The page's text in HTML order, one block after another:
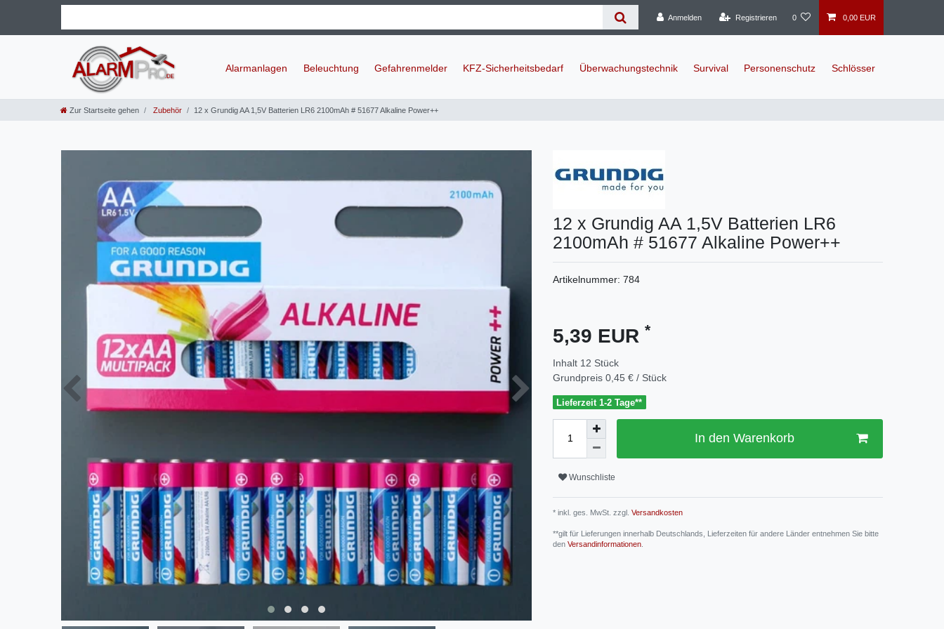
Anmelden Registrieren 0 0,00 EUR
Alarmanlagen Beleuchtung Gefahrenmelder KFZ-Sicherheitsbedarf Überwachungstechnik Survival Personenschutz Schlösser
Zur Startseite gehen Zubehör 12 x Grundig AA 1,5V Batterien LR6 2100mAh # 51677 Alkaline Power++
12 x Grundig AA 1,5V Batterien LR6
2100mAh # 51677 Alkaline Power++
Artikelnummer: 784
5,39 EUR *
Inhalt 12 Stück
Grundpreis 0,45 € / Stück
Lieferzeit 1-2 Tage**
In den Warenkorb
Wunschliste
* inkl. ges. MwSt. zzgl. Versandkosten
**gilt für Lieferungen innerhalb Deutschlands, Lieferzeiten für andere Länder entnehmen Sie bitte
den Versandinformationen